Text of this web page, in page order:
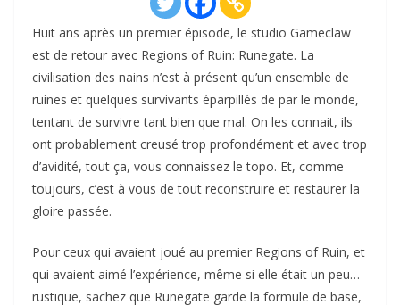
Huit ans après un premier épisode, le studio Gameclaw
est de retour avec Regions of Ruin: Runegate. La
civilisation des nains n’est à présent qu’un ensemble de
ruines et quelques survivants éparpillés de par le monde,
tentant de survivre tant bien que mal. On les connait, ils
ont probablement creusé trop profondément et avec trop
d’avidité, tout ça, vous connaissez le topo. Et, comme
toujours, c’est à vous de tout reconstruire et restaurer la
gloire passée.
Pour ceux qui avaient joué au premier Regions of Ruin, et
qui avaient aimé l’expérience, même si elle était un peu…
rustique, sachez que Runegate garde la formule de base,